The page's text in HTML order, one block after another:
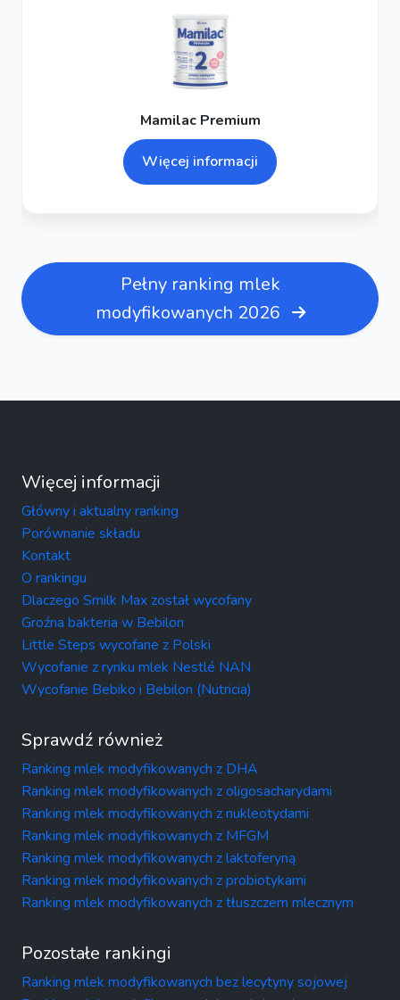
Mamilac Premium
Więcej informacji
Pełny ranking mlek
modyfikowanych 2026
Więcej informacji
Główny i aktualny ranking
Porównanie składu
Kontakt
O rankingu
Dlaczego Smilk Max został wycofany
Groźna bakteria w Bebilon
Little Steps wycofane z Polski
Wycofanie z rynku mlek Nestlé NAN
Wycofanie Bebiko i Bebilon (Nutricia)
Sprawdź również
Ranking mlek modyfikowanych z DHA
Ranking mlek modyfikowanych z oligosacharydami
Ranking mlek modyfikowanych z nukleotydami
Ranking mlek modyfikowanych z MFGM
Ranking mlek modyfikowanych z laktoferyną
Ranking mlek modyfikowanych z probiotykami
Ranking mlek modyfikowanych z tłuszczem mlecznym
Pozostałe rankingi
Ranking mlek modyfikowanych bez lecytyny sojowej